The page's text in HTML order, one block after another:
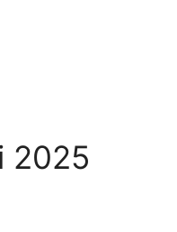
2025